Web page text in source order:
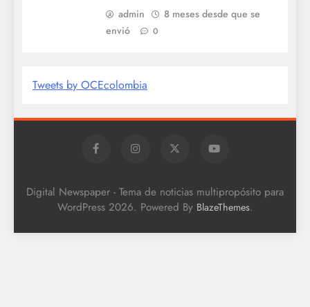
admin
8 meses desde que se
envió
0
Tweets by OCEcolombia
Digital Newspaper - Tema de noticias multipropósito para
WordPress 2026. Powered By BlazeThemes.